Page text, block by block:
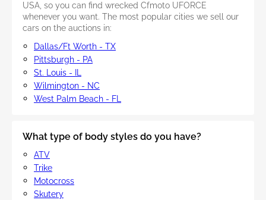
USA, so you can find wrecked Cfmoto UFORCE
whenever you want. The most popular cities we sell our
cars on the auctions in:
Dallas/Ft Worth - TX
Pittsburgh - PA
St. Louis - IL
Wilmington - NC
West Palm Beach - FL
What type of body styles do you have?
ATV
Trike
Motocross
Skutery